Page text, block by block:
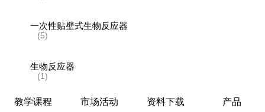
一次性贴壁式生物反应器
(5)
生物反应器
(1)
层析系统和层析柱
教学课程 市场活动 资料下载 产品